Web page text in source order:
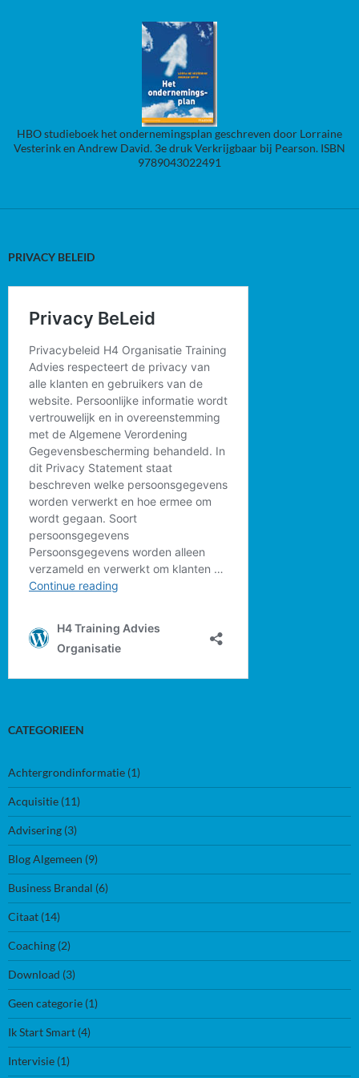
HBO studieboek het ondernemingsplan geschreven door Lorraine
Vesterink en Andrew David. 3e druk Verkrijgbaar bij Pearson. ISBN
9789043022491
PRIVACY BELEID
CATEGORIEEN
Achtergrondinformatie (1)
Acquisitie (11)
Advisering (3)
Blog Algemeen (9)
Business Brandal (6)
Citaat (14)
Coaching (2)
Download (3)
Geen categorie (1)
Ik Start Smart (4)
Intervisie (1)